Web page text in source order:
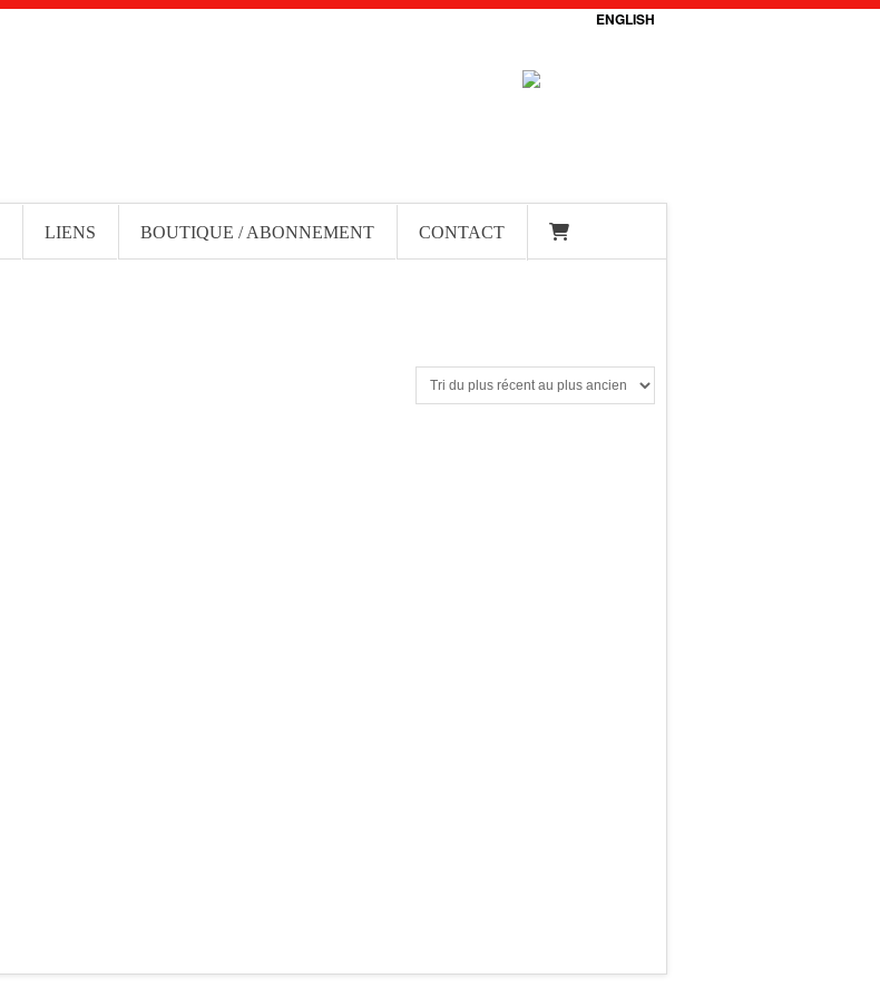
ENGLISH
LIENS BOUTIQUE / ABONNEMENT CONTACT